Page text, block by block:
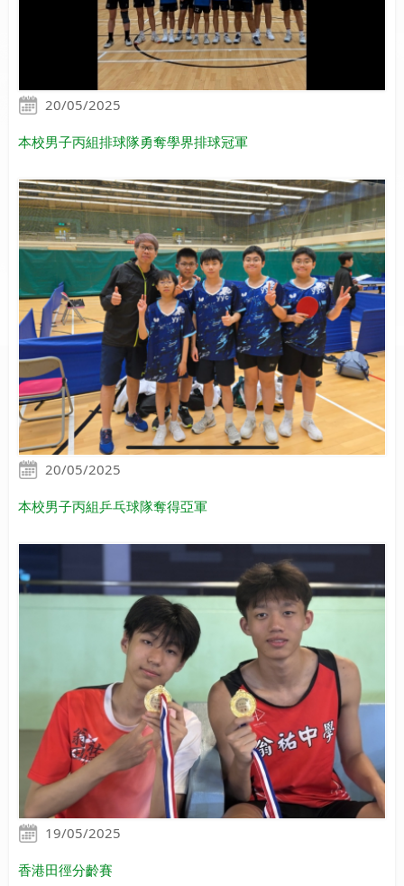
20/05/2025
本校男子丙組排球隊勇奪學界排球冠軍
20/05/2025
本校男子丙組乒乓球隊奪得亞軍
19/05/2025
香港田徑分齡賽